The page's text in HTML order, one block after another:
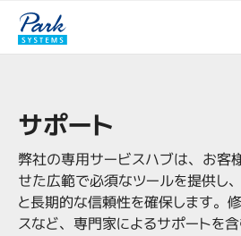
サポート
弊社の専用サービスハブは、お客
せた広範で必須なツールを提供し
と長期的な信頼性を確保します。
スなど、専門家によるサポートを